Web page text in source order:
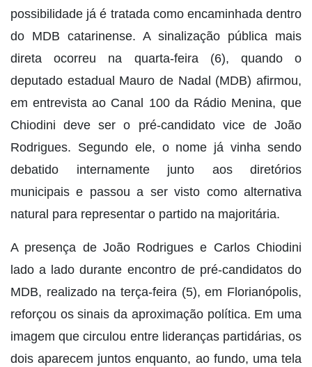
possibilidade já é tratada como encaminhada dentro
do MDB catarinense. A sinalização pública mais
direta ocorreu na quarta-feira (6), quando o
deputado estadual Mauro de Nadal (MDB) afirmou,
em entrevista ao Canal 100 da Rádio Menina, que
Chiodini deve ser o pré-candidato vice de João
Rodrigues. Segundo ele, o nome já vinha sendo
debatido internamente junto aos diretórios
municipais e passou a ser visto como alternativa
natural para representar o partido na majoritária.
A presença de João Rodrigues e Carlos Chiodini
lado a lado durante encontro de pré-candidatos do
MDB, realizado na terça-feira (5), em Florianópolis,
reforçou os sinais da aproximação política. Em uma
imagem que circulou entre lideranças partidárias, os
dois aparecem juntos enquanto, ao fundo, uma tela